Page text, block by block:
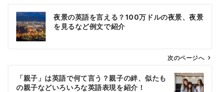
夜景の英語を言える？100万ドルの夜景、夜景
を見るなど例文で紹介
次のページへ
「親子」は英語で何て言う？親子の絆、似たも
の親子などいろいろな英語表現を紹介！